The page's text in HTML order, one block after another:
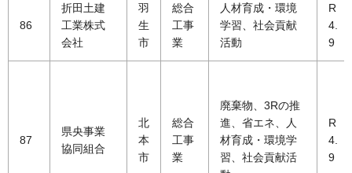
86
折田土建
工業株式
会社
羽
生
市
総合
工事
業
人材育成・環境
学習、社会貢献
活動
R
4.
9
87
県央事業
協同組合
北
本
市
総合
工事
業
廃棄物、3Rの推
進、省エネ、人
材育成・環境学
習、社会貢献活
R
4.
9